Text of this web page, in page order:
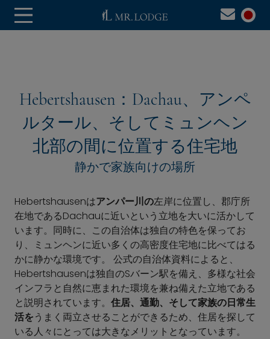
Hebertshausen：Dachau、アンペ
ルタール、そしてミュンヘン
北部の間に位置する住宅地
静かで家族向けの場所
Hebertshausenはアンパー川の左岸に位置し、郡庁所
在地であるDachauに近いという立地を大いに活かして
います。同時に、この自治体は独自の特色を保ってお
り、ミュンヘンに近い多くの高密度住宅地に比べてはる
かに静かな環境です。 公式の自治体資料によると、
Hebertshausenは独自のSバーン駅を備え、多様な社会
インフラと自然に恵まれた環境を兼ね備えた立地である
と説明されています。 住居、通勤、そして家族の日常生
活をうまく両立させることができるため、住居を探して
いる人々にとっては大きなメリットとなっています。